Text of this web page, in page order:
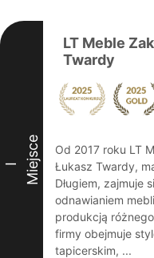
I Miejsce
LT Meble
Twardy
Od 2017 roku LT
Łukasz Twardy,
Długiem, zajmuje
odnawianiem
produkcją
firmy obejmuje
tapicerskim, ...